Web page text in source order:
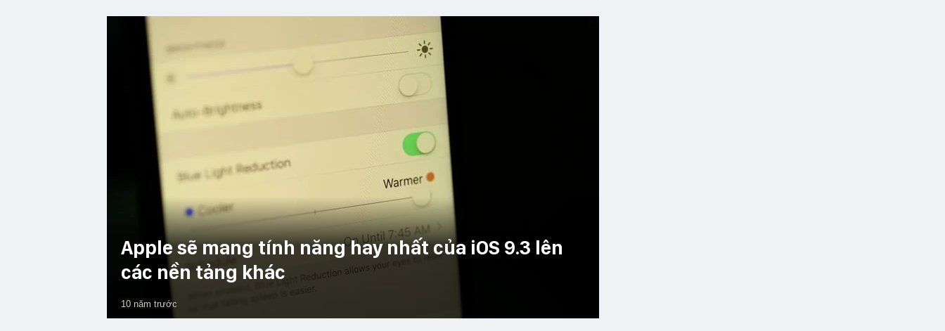
Apple sẽ mang tính năng hay nhất của iOS 9.3 lên
các nền tảng khác
10 năm trước